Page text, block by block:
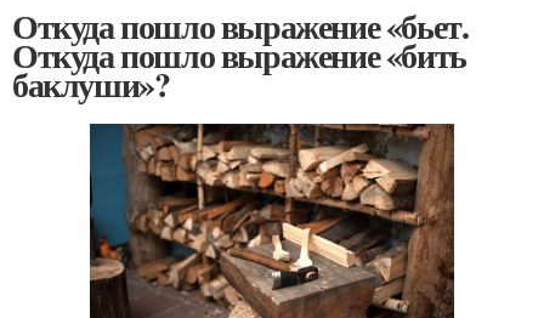
Откуда пошло выражение «бьет.
Откуда пошло выражение «бить
баклуши»?